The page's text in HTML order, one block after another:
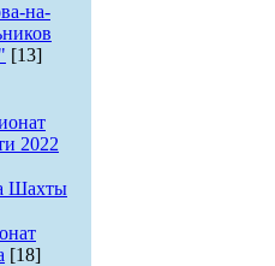
на-
[13]
2022
Шахты
[18]